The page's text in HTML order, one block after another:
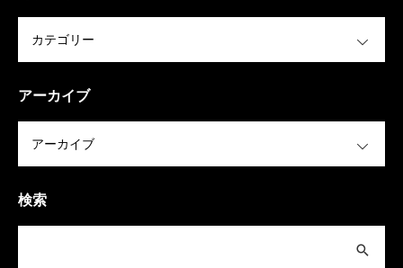
アーカイブ
検索